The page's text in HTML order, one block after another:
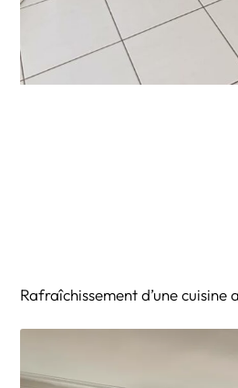
Rafraîchissement d’une cuisine